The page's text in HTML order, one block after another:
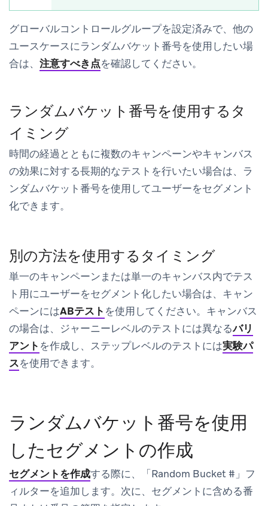
グローバルコントロールグループを設定済みで、他の
ユースケースにランダムバケット番号を使用したい場
合は、 注意すべき点を確認してください。
ランダムバケット番号を使用するタ
イミング
時間の経過とともに複数のキャンペーンやキャンバス
の効果に対する長期的なテストを行いたい場合は、ラ
ンダムバケット番号を使用してユーザーをセグメント
化できます。
別の方法を使用するタイミング
単一のキャンペーンまたは単一のキャンバス内でテス
ト用にユーザーをセグメント化したい場合は、キャン
ペーンにはABテスト を使用してください。キャンバス
の場合は、ジャーニーレベルのテストには異なるバリ
アント を作成し、ステップレベルのテストには実験パ
スを使用できます。
ランダムバケット番号を使用
したセグメントの作成
セグメントを作成する際に、「Random Bucket #」フ
ィルターを追加します。次に、セグメントに含める番